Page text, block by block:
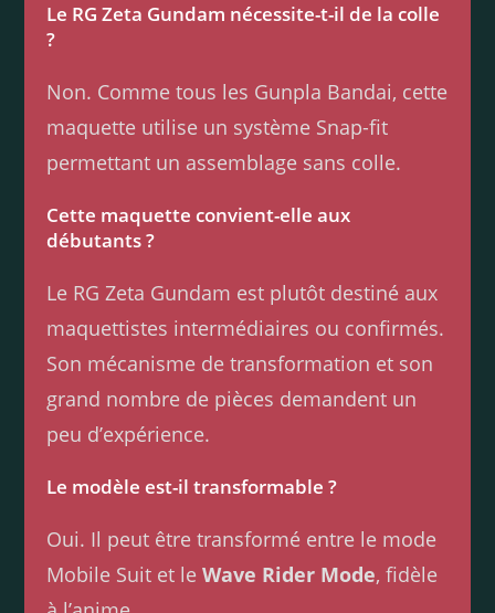
Le RG Zeta Gundam nécessite-t-il de la colle
?
Non. Comme tous les Gunpla Bandai, cette
maquette utilise un système Snap-fit
permettant un assemblage sans colle.
Cette maquette convient-elle aux
débutants ?
Le RG Zeta Gundam est plutôt destiné aux
maquettistes intermédiaires ou confirmés.
Son mécanisme de transformation et son
grand nombre de pièces demandent un
peu d’expérience.
Le modèle est-il transformable ?
Oui. Il peut être transformé entre le mode
Mobile Suit et leWave Rider Mode, fidèle